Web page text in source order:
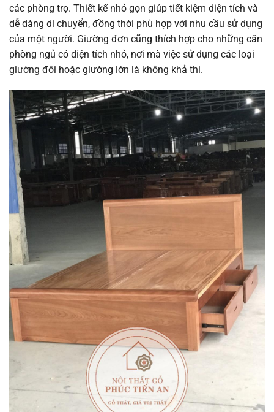
các phòng trọ. Thiết kế nhỏ gọn giúp tiết kiệm diện tích và
dễ dàng di chuyển, đồng thời phù hợp với nhu cầu sử dụng
của một người. Giường đơn cũng thích hợp cho những căn
phòng ngủ có diện tích nhỏ, nơi mà việc sử dụng các loại
giường đôi hoặc giường lớn là không khả thi.